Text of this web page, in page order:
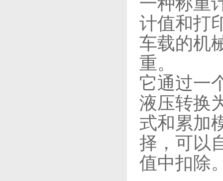
计值和打
车载的机
重。
它通过一
液压转换
式和累加
择，可以
值中扣除